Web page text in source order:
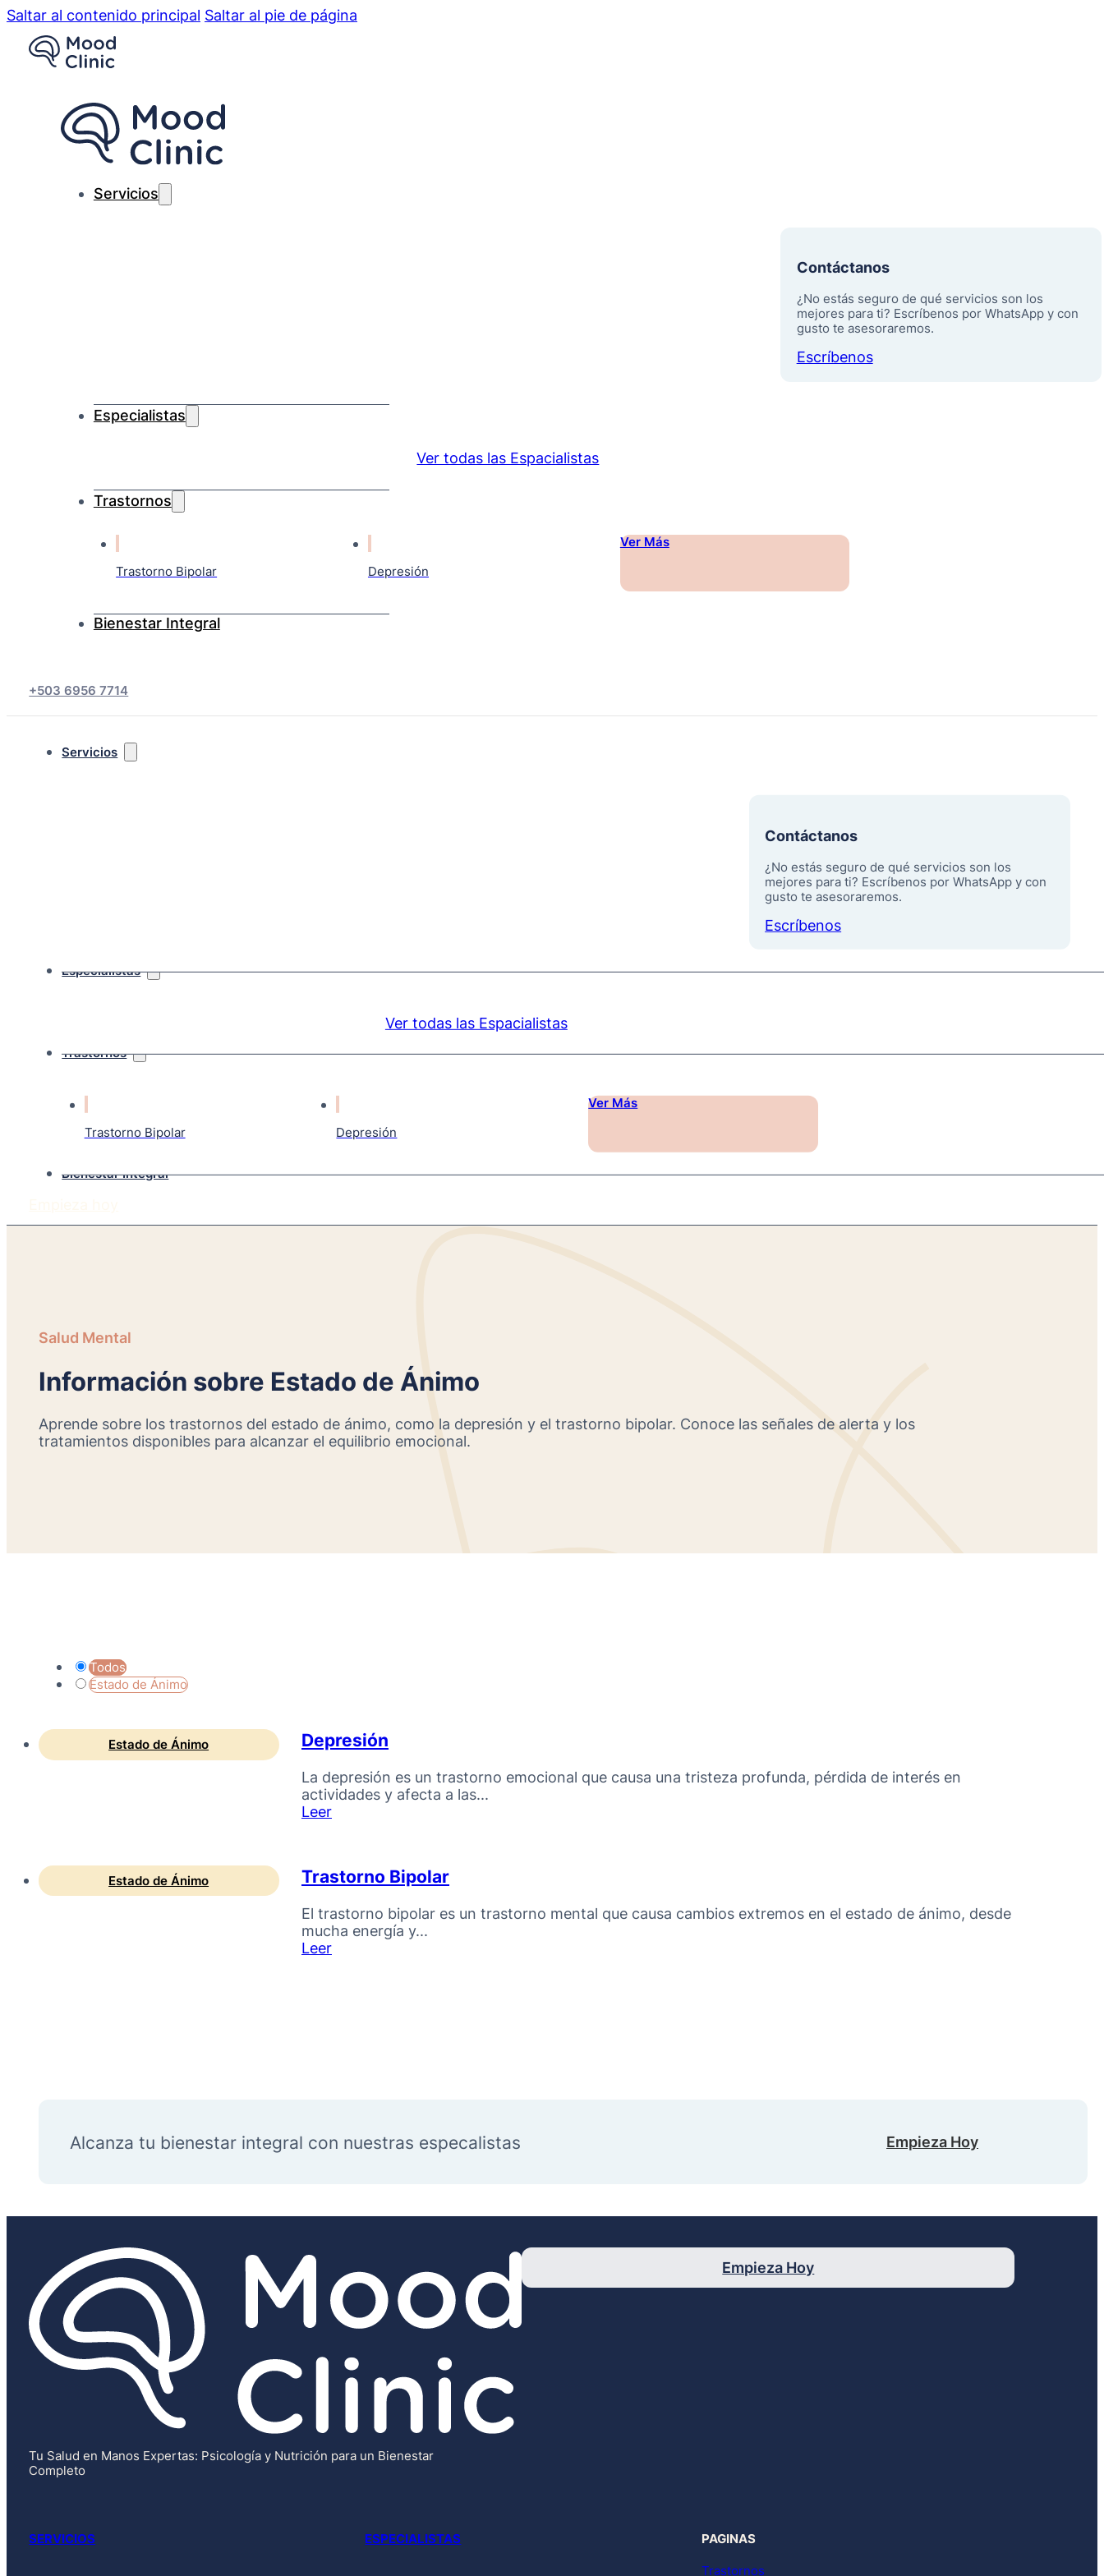
Saltar al contenido principal Saltar al pie de página
Servicios
Contáctanos
¿No estás seguro de qué servicios son los
mejores para ti? Escríbenos por WhatsApp y con
gusto te asesoraremos.
Escríbenos
Especialistas
Ver todas las Espacialistas
Trastornos
Trastorno Bipolar Depresión
Ver Más
Bienestar Integral
+503 6956 7714
Servicios
Contáctanos
¿No estás seguro de qué servicios son los
mejores para ti? Escríbenos por WhatsApp y con
gusto te asesoraremos.
Escríbenos
Especialistas
Ver todas las Espacialistas
Trastornos
Trastorno Bipolar Depresión
Ver Más
Bienestar Integral
Salud Mental
Información sobre Estado de Ánimo
Aprende sobre los trastornos del estado de ánimo, como la depresión y el trastorno bipolar. Conoce las señales de alerta y los
tratamientos disponibles para alcanzar el equilibrio emocional.
Todos
Estado de Ánimo
Estado de Ánimo Depresión
La depresión es un trastorno emocional que causa una tristeza profunda, pérdida de interés en
actividades y afecta a las...
Leer
Estado de Ánimo Trastorno Bipolar
El trastorno bipolar es un trastorno mental que causa cambios extremos en el estado de ánimo, desde
mucha energía y...
Leer
Alcanza tu bienestar integral con nuestras especalistas Empieza Hoy
Tu Salud en Manos Expertas: Psicología y Nutrición para un Bienestar
Completo
Empieza Hoy
SERVICIOS ESPECIALISTAS PAGINAS
Trastornos